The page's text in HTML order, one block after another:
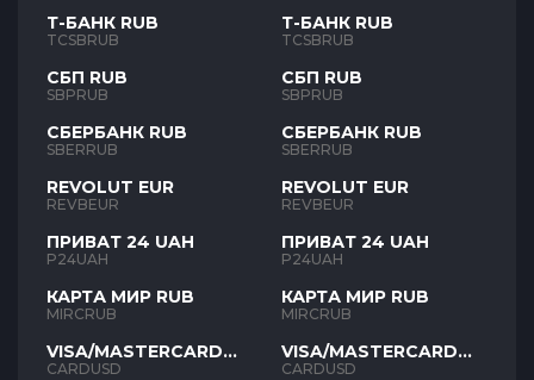
Т-БАНК RUB
TCSBRUB
СБП RUB
SBPRUB
СБЕРБАНК RUB
SBERRUB
REVOLUT EUR
REVBEUR
ПРИВАТ 24 UAH
P24UAH
КАРТА МИР RUB
MIRCRUB
VISA/MASTERCARD
USD
CARDUSD
Т-БАНК RUB
TCSBRUB
СБП RUB
SBPRUB
СБЕРБАНК RUB
SBERRUB
REVOLUT EUR
REVBEUR
ПРИВАТ 24 UAH
P24UAH
КАРТА МИР RUB
MIRCRUB
VISA/MASTERCARD
USD
CARDUSD